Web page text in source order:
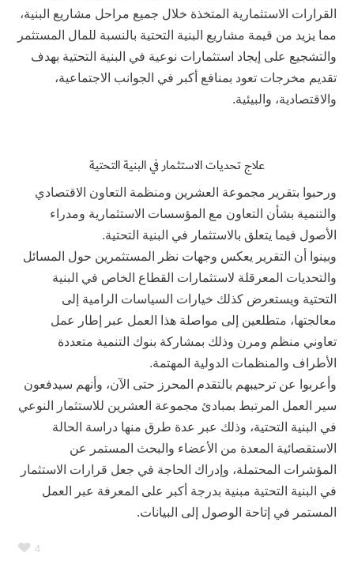
القرارات الاستثمارية المتخذة خلال جميع مراحل مشاريع البنية،
مما يزيد من قيمة مشاريع البنية التحتية بالنسبة للمال المستثمر
والتشجيع على إيجاد استثمارات نوعية في البنية التحتية بهدف
تقديم مخرجات تعود بمنافع أكبر في الجوانب الاجتماعية،
والاقتصادية، والبيئية.
علاج تحديات الاستثمار في البنية التحتية
ورحبوا بتقرير مجموعة العشرين ومنظمة التعاون الاقتصادي
والتنمية بشأن التعاون مع المؤسسات الاستثمارية ومدراء
الأصول فيما يتعلق بالاستثمار في البنية التحتية.
وبينوا أن التقرير يعكس وجهات نظر المستثمرين حول المسائل
والتحديات المعرقلة لاستثمارات القطاع الخاص في البنية
التحتية ويستعرض كذلك خيارات السياسات الرامية إلى
معالجتها، متطلعين إلى مواصلة هذا العمل عبر إطار عمل
تعاوني منظم ومرن وذلك بمشاركة بنوك التنمية متعددة
الأطراف والمنظمات الدولية المهتمة.
وأعربوا عن ترحيبهم بالتقدم المحرز حتى الآن، وأنهم سيدفعون
سير العمل المرتبط بمبادئ مجموعة العشرين للاستثمار النوعي
في البنية التحتية، وذلك عبر عدة طرق منها دراسة الحالة
الاستقصائية المعدة من الأعضاء والبحث المستمر عن
المؤشرات المحتملة، وإدراك الحاجة في جعل قرارات الاستثمار
في البنية التحتية مبنية بدرجة أكبر على المعرفة عبر العمل
المستمر في إتاحة الوصول إلى البيانات.
4